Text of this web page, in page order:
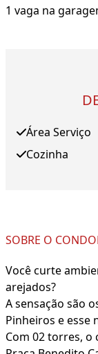
1 vaga na
Área Serviço
Cozinha
SOBRE O
Você curte
arejados?
A sensação são
Pinheiros e esse
Com 02 torres,